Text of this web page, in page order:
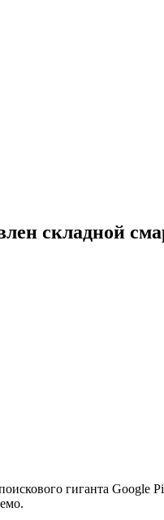
складной
гиганта